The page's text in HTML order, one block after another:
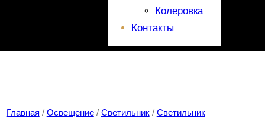
Колеровка
Контакты
Главная / Освещение/ Светильник/ Светильник